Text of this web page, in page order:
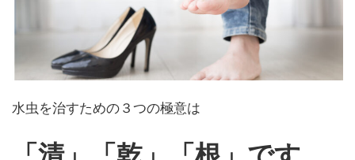
水虫を治すための３つの極意は